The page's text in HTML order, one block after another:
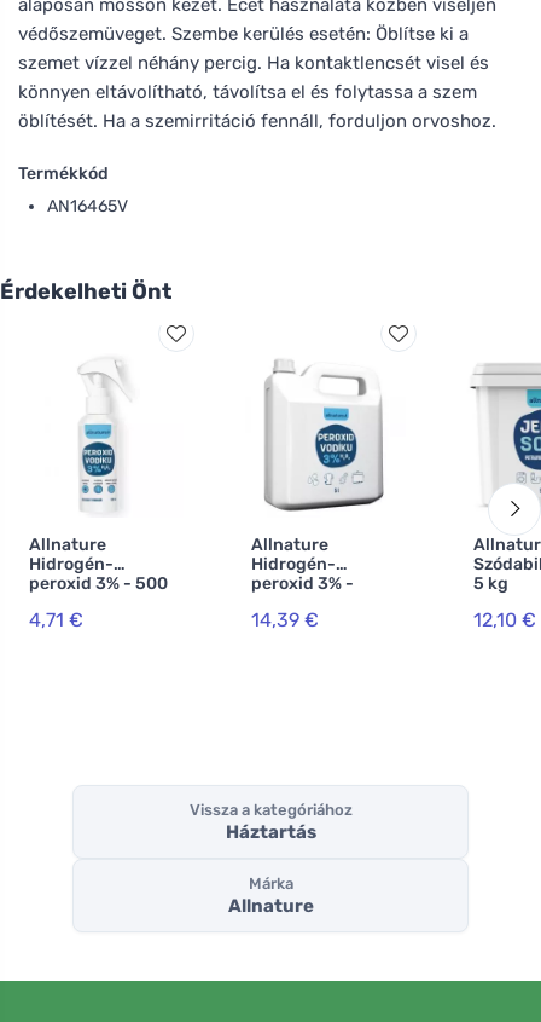
alaposan mosson kezet. Ecet használata közben viseljen
védőszemüveget. Szembe kerülés esetén: Öblítse ki a
szemet vízzel néhány percig. Ha kontaktlencsét visel és
könnyen eltávolítható, távolítsa el és folytassa a szem
öblítését. Ha a szemirritáció fennáll, forduljon orvoshoz.
Termékkód
AN16465V
Érdekelheti Önt
Allnature
Hidrogén-
peroxid 3% - 500
4,71 €
Allnature
Hidrogén-
peroxid 3% -
14,39 €
5 kg
12,10 €
Vissza a kategóriához
Háztartás
Márka
Allnature